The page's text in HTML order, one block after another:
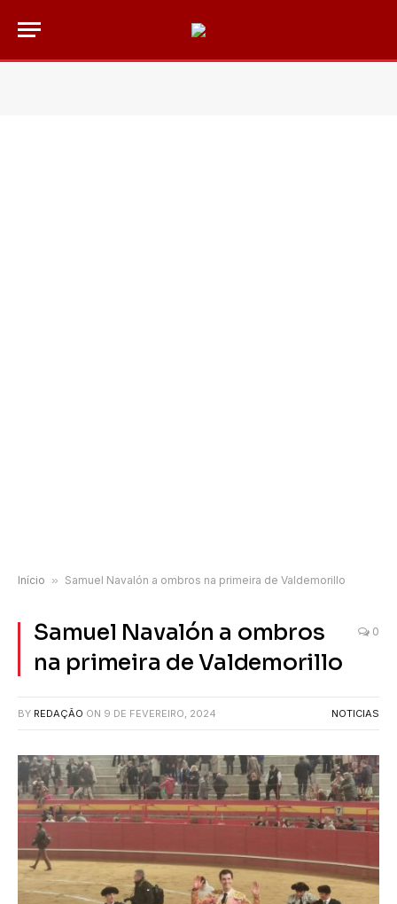
Início » Samuel Navalón a ombros na primeira de Valdemorillo
Samuel Navalón a ombros
na primeira de Valdemorillo
0
BY REDAÇÃO ON 9 DE FEVEREIRO, 2024 NOTICIAS